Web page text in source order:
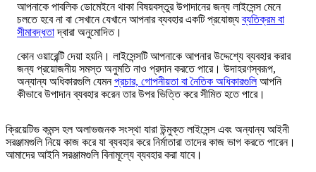
আপনাকে পাবলিক ডোমেইনে থাকা বিষয়বস্তুর উপাদানের জন্য লাইসেন্স মেনে
চলতে হবে না বা সেখানে যেখানে আপনার ব্যবহার একটি প্রযোজ্যব্যতিক্রম বা
সীমাবদ্ধতাদ্বারা অনুমোদিত।
কোন ওয়ারেন্টি দেয়া হয়নি। লাইসেন্সটি আপনাকে আপনার উদ্দেশ্যে ব্যবহার করার
জন্য প্রয়োজনীয় সমস্ত অনুমতি নাও প্রদান করতে পারে। উদাহরণস্বরূপ,
অন্যান্য অধিকারগুলি যেমনপ্রচার, গোপনীয়তা বা নৈতিক অধিকারগুলিআপনি
কীভাবে উপাদান ব্যবহার করেন তার উপর ভিত্তি করে সীমিত হতে পারে।
ক্রিয়েটিভ কমন্স হল অলাভজনক সংস্থা যারা উন্মুক্ত লাইসেন্স এবং অন্যান্য আইনী
সরঞ্জামগুলি নিয়ে কাজ করে যা ব্যবহার করে নির্মাতারা তাদের কাজ ভাগ করতে পারেন।
আমাদের আইনি সরঞ্জামগুলি বিনামূল্যে ব্যবহার করা যাবে।